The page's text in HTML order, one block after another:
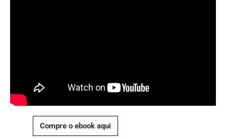
Compre o ebook aqui